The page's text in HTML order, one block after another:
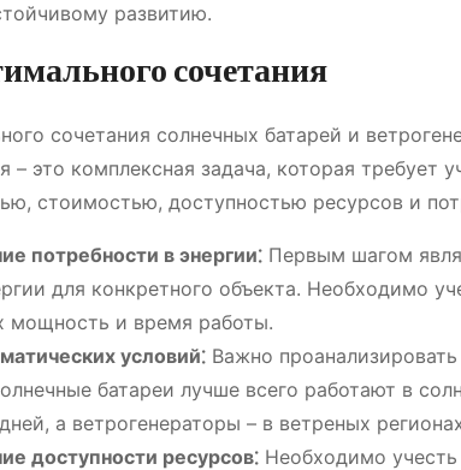
развитию.
сочетания
сочетания солнечных батарей и
– это комплексная задача, которая
стоимостью, доступностью ресурсов и
потребности в энергии⁚ Первым шагом
для конкретного объекта. Необходимо
мощность и время работы.
условий⁚ Важно
батареи лучше всего работают в
а ветрогенераторы – в ветреных
доступности ресурсов⁚ Необходимо